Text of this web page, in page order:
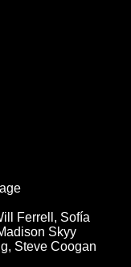
Ferrell, Sofía
Skyy
Steve Coogan